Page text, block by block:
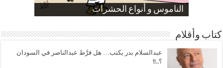
الناموس و أنواع الحشرات
الموظفين بعد ارتفاع الأسعار
ارتفاع نسبة الطلاق في مصر
صورة كاركاتيرية
صورة كاركاتيرية
كتاب وأقلام
عبدالسلام بدر يكتب… هل فرَّط عبدالناصر في السودان
؟..!!